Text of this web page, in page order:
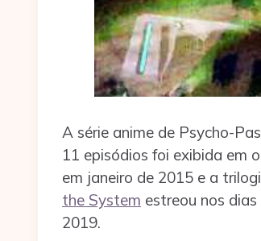
A série anime de Psycho-
11 episódios foi exibida em
em janeiro de 2015 e a
the System estreou nos
2019.